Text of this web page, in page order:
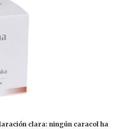
clara: ningún caracol ha